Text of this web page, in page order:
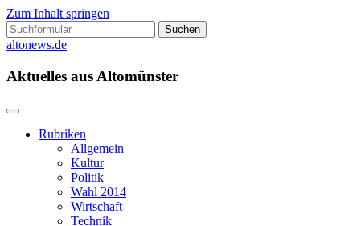
Zum Inhalt springen
Suchen
nach:
altonews.de
Aktuelles aus Altomünster
Rubriken
Allgemein
Kultur
Politik
Wahl 2014
Wirtschaft
Technik